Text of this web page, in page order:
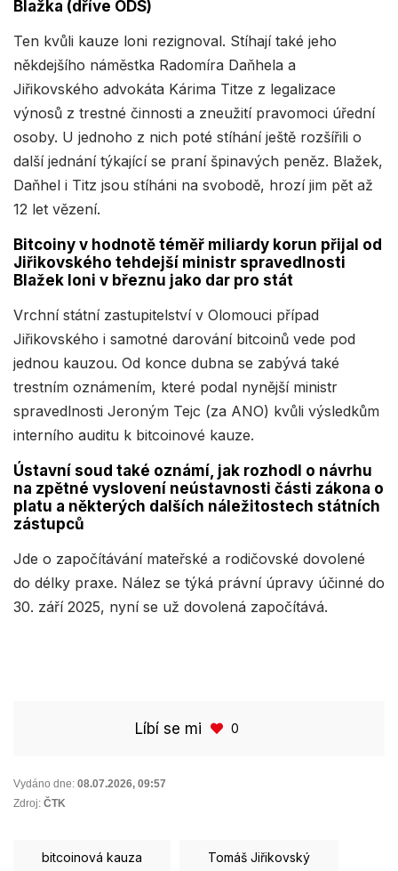
Blažka (dříve ODS)
Ten kvůli kauze loni rezignoval. Stíhají také jeho
někdejšího náměstka Radomíra Daňhela a
Jiřikovského advokáta Kárima Titze z legalizace
výnosů z trestné činnosti a zneužití pravomoci úřední
osoby. U jednoho z nich poté stíhání ještě rozšířili o
další jednání týkající se praní špinavých peněz. Blažek,
Daňhel i Titz jsou stíháni na svobodě, hrozí jim pět až
12 let vězení.
Bitcoiny v hodnotě téměř miliardy korun přijal od
Jiřikovského tehdejší ministr spravedlnosti
Blažek loni v březnu jako dar pro stát
Vrchní státní zastupitelství v Olomouci případ
Jiřikovského i samotné darování bitcoinů vede pod
jednou kauzou. Od konce dubna se zabývá také
trestním oznámením, které podal nynější ministr
spravedlnosti Jeroným Tejc (za ANO) kvůli výsledkům
interního auditu k bitcoinové kauze.
Ústavní soud také oznámí, jak rozhodl o návrhu
na zpětné vyslovení neústavnosti části zákona o
platu a některých dalších náležitostech státních
zástupců
Jde o započítávání mateřské a rodičovské dovolené
do délky praxe. Nález se týká právní úpravy účinné do
30. září 2025, nyní se už dovolená započítává.
Líbí se mi 0
Vydáno dne: 08.07.2026, 09:57
Zdroj: ČTK
bitcoinová kauza Tomáš Jiřikovský